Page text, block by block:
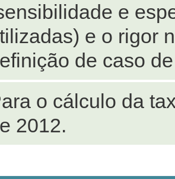
e
e o rigor
de caso
o cálculo da
2012.